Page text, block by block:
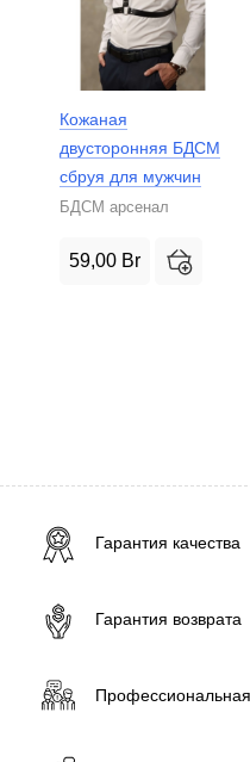
Кожаная
двусторонняя БДСМ
сбруя для мужчин
БДСМ арсенал
59,00 Br
Гарантия качества
Гарантия возврата
Профессиональная